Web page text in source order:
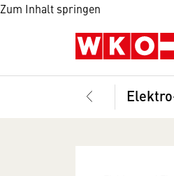
Zum Inhalt springen